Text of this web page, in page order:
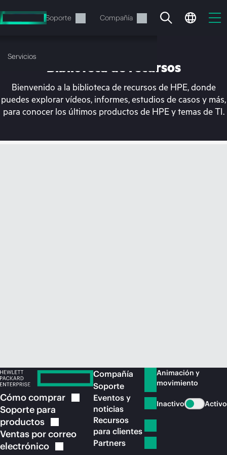
al
contenido
Soporte Compañía
Servicios
En estos momentos, tu
Biblioteca de recursos
Bienvenido a la biblioteca de recursos de HPE, donde
puedes explorar vídeos, informes, estudios de casos y más,
para conocer los últimos productos de HPE y temas de TI.
Cómocomprar
Soporte para
productos
Ventas por correo
electrónico
Compañía
Soporte
Eventos y
noticias
Recursos
para clientes
Partners
Animación y
movimiento
Inactivo Activo